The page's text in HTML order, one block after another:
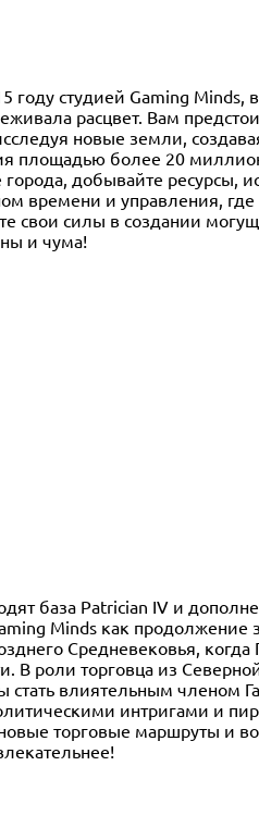
году студией Gaming Minds,
расцвет. Вам
новые земли,
площадью более 20
добывайте ресурсы,
времени и управления,
свои силы в создании
и чума!
база Patrician IV и
Minds как
Средневековья, когда
В роли торговца из
стать влиятельным членом
интригами и
торговые маршруты и